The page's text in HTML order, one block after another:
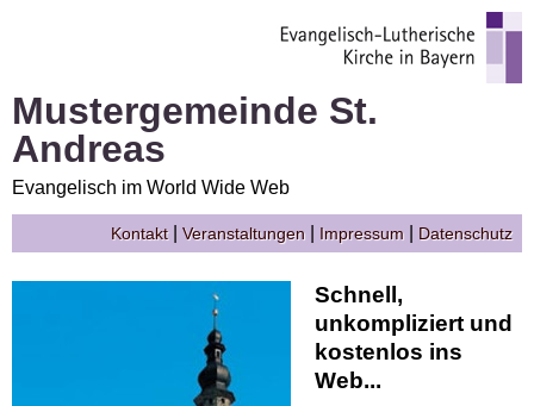
Mustergemeinde St.
Andreas
Evangelisch im World Wide Web
Kontakt| Veranstaltungen Impressum Datenschutz
Schnell,
unkompliziert und
kostenlos ins
Web...